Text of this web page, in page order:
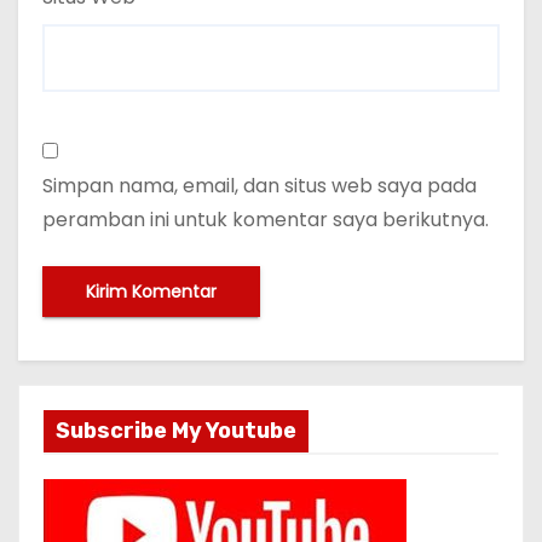
Simpan nama, email, dan situs web saya pada
peramban ini untuk komentar saya berikutnya.
Subscribe My Youtube